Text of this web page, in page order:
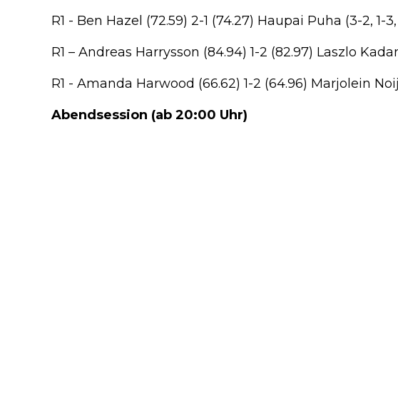
R1 - Ben Hazel (72.59) 2-1 (74.27) Haupai Puha (3-2, 1-
R1 – Andreas Harrysson (84.94) 1-2 (82.97) Laszlo
R1 - Amanda Harwood (66.62) 1-2 (64.96) Marjolein
Abendsession (ab 20:00 Uhr)